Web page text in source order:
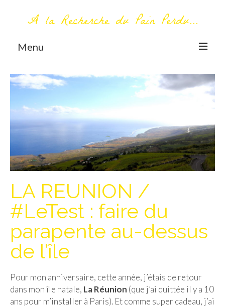
A la Recherche du Pain Perdu...
Menu
TOUT COMMENCE ICI
Première visite – A propos
Me contacter
AUTOUR DU MONDE
AFRIQUE
AMERIQUE DU SUD
Bolivie
Isla del Sol
Lac Titicaca
Salar d’Uyuni
Sucre
LA REUNION /
#LeTest : faire du
parapente au-dessus
de l’île
Pour mon anniversaire, cette année, j’étais de retour
dans mon île natale, La Réunion (que j’ai quittée il y a 10
ans pour m’installer à Paris). Et comme super cadeau, j’ai